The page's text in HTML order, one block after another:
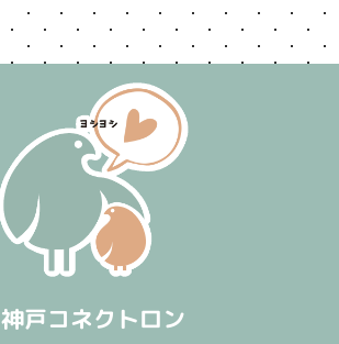
神戸コネクトロン